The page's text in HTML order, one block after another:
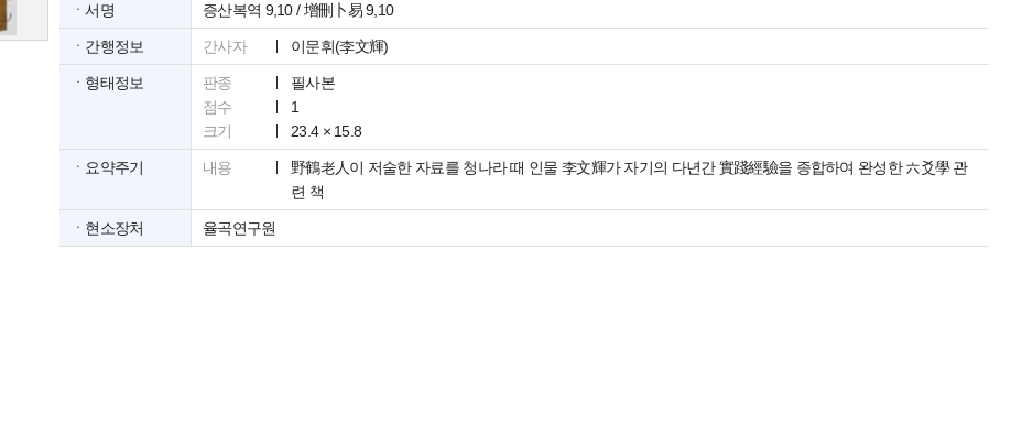
ㆍ서명 증산복역 9,10 / 增刪卜易 9,10
ㆍ간행정보 간사자 이문휘(李文輝)
ㆍ형태정보 판종
필사본
점수
1
크기
23.4 × 15.8
ㆍ요약주기 내용
野鶴老人이 저술한 자료를 청나라 때 인물 李文輝가 자기의 다년간 實踐經驗을 종합하여 완성한 六爻學 관
련 책
ㆍ현소장처 율곡연구원